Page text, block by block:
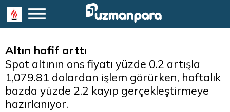
Altın hafif arttı
Spot altının ons fiyatı yüzde 0.2 artışla
1,079.81 dolardan işlem görürken, haftalık
bazda yüzde 2.2 kayıp gerçekleştirmeye
hazırlanıyor.